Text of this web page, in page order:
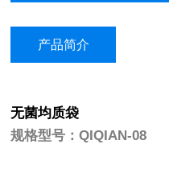
产品简介
无菌均质袋
规格型号：QIQIAN-08